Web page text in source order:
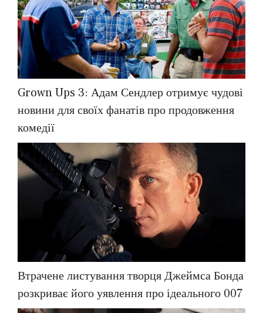
Grown Ups 3: Адам Сендлер отримує чудові
новини для своїх фанатів про продовження
комедії
Втрачене листування творця Джеймса Бонда
розкриває його уявлення про ідеального 007